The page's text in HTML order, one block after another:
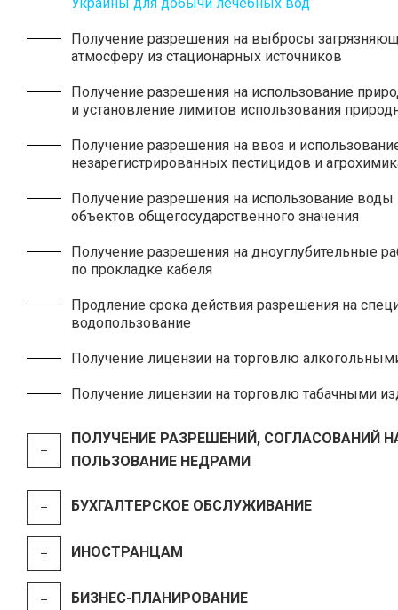
Получение разрешения на выбросы
атмосферу из стационарных источников
Получение разрешения на использование
и установление лимитов использования
Получение разрешения на ввоз и
незарегистрированных пестицидов и
Получение разрешения на использование
объектов общегосударственного значения
Получение разрешения на дноуглубительные
по прокладке кабеля
Продление срока действия разрешения на
водопользование
Получение лицензии на торговлю
Получение лицензии на торговлю табачными
ПОЛУЧЕНИЕ РАЗРЕШЕНИЙ, СОГЛАСОВАНИЙ
ПОЛЬЗОВАНИЕ НЕДРАМИ
БУХГАЛТЕРСКОЕ ОБСЛУЖИВАНИЕ
ИНОСТРАНЦАМ
БИЗНЕС-ПЛАНИРОВАНИЕ